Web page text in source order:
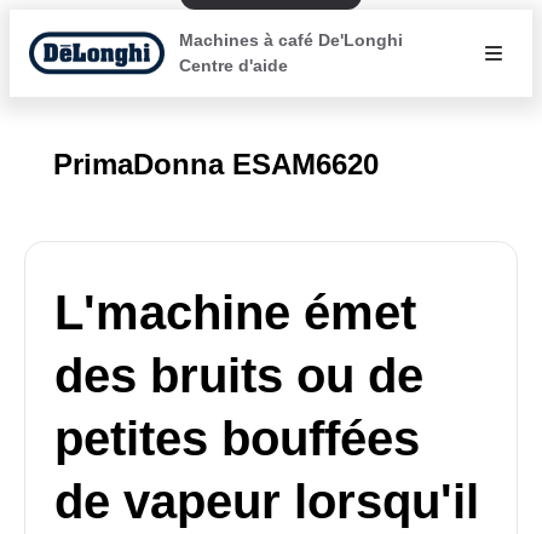
Machines à café De'Longhi
Centre d'aide
PrimaDonna ESAM6620
L'machine émet
des bruits ou de
petites bouffées
de vapeur lorsqu'il